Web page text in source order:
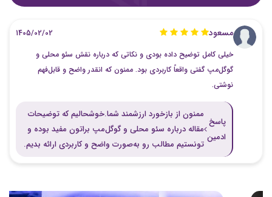
مسعود
خیلی کامل توضیح داده بودی و نکاتی که درباره نقش سئو محلی و
گوگل‌مپ گفتی واقعاً کاربردی بود. ممنون که انقدر واضح و قابل‌فهم
نوشتی.
پاسخ
ادمین
ممنون از بازخورد ارزشمند شما.خوشحالیم که توضیحات
مقاله درباره سئو محلی و گوگل‌مپ براتون مفید بوده و
تونستیم مطالب رو به‌صورت واضح و کاربردی ارائه بدیم.
1405/02/02